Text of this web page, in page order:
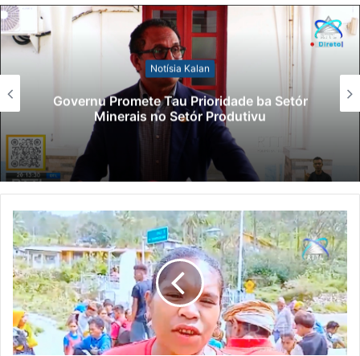
Notísia Kalan
Governu Promete Tau Prioridade ba Setór
Minerais no Setór Produtivu